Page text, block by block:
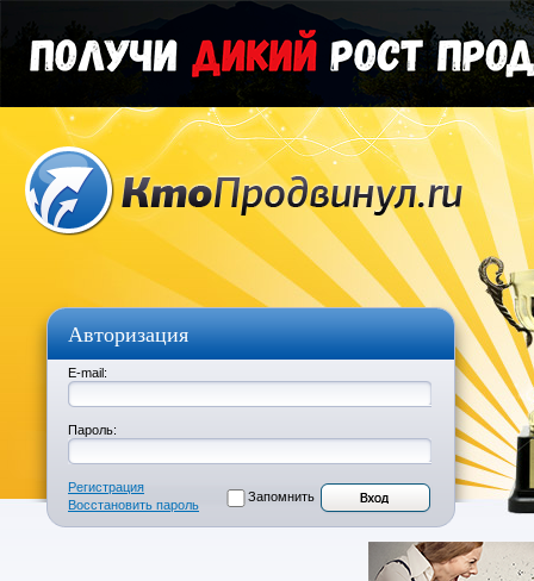
Авторизация
E-mail:
Пароль:
Регистрация
Восстановить пароль
Запомнить